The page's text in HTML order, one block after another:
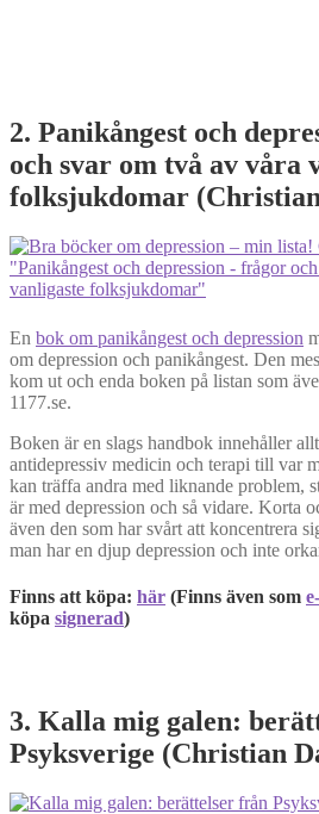
2. Panikångest och
och svar om två av våra
folksjukdomar
En bok om panikångest och depression
om depression och panikångest. Den
kom ut och enda boken på listan som
1177.se.
Boken är en slags handbok innehåller
antidepressiv medicin och terapi till var
kan träffa andra med liknande problem,
är med depression och så vidare. Korta
även den som har svårt att koncentrera
man har en djup depression och inte
Finns att köpa: här (Finns även som
köpa signerad)
3. Kalla mig galen:
Psyksverige (Christian